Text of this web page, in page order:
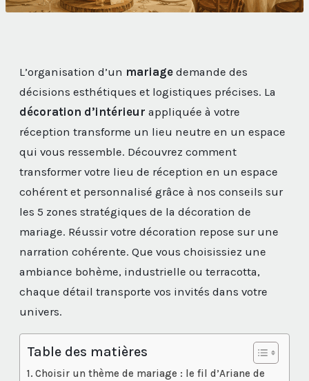
L’organisation d’un mariage demande des
décisions esthétiques et logistiques précises. La
décoration d’intérieur appliquée à votre
réception transforme un lieu neutre en un espace
qui vous ressemble. Découvrez comment
transformer votre lieu de réception en un espace
cohérent et personnalisé grâce à nos conseils sur
les 5 zones stratégiques de la décoration de
mariage. Réussir votre décoration repose sur une
narration cohérente. Que vous choisissiez une
ambiance bohème, industrielle ou terracotta,
chaque détail transporte vos invités dans votre
univers.
Table des matières
Choisir un thème de mariage : le fil d’Ariane de